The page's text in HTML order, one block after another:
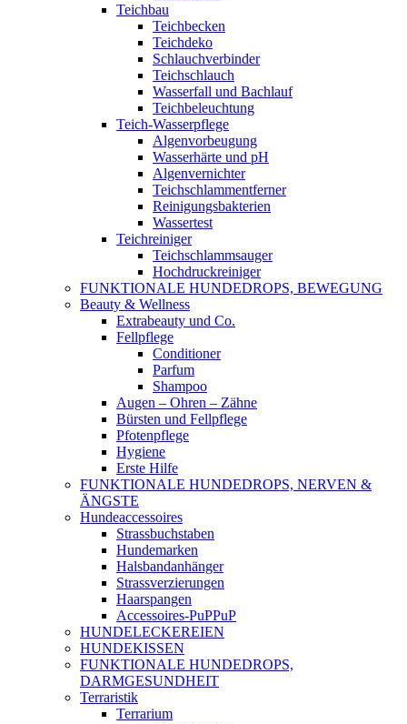
Teichbau
Teichbecken
Teichdeko
Schlauchverbinder
Teichschlauch
Wasserfall und Bachlauf
Teichbeleuchtung
Teich-Wasserpflege
Algenvorbeugung
Wasserhärte und pH
Algenvernichter
Teichschlammentferner
Reinigungsbakterien
Wassertest
Teichreiniger
Teichschlammsauger
Hochdruckreiniger
FUNKTIONALE HUNDEDROPS, BEWEGUNG
Beauty & Wellness
Extrabeauty und Co.
Fellpflege
Conditioner
Parfum
Shampoo
Augen – Ohren – Zähne
Bürsten und Fellpflege
Pfotenpflege
Hygiene
Erste Hilfe
FUNKTIONALE HUNDEDROPS, NERVEN &
ÄNGSTE
Hundeaccessoires
Strassbuchstaben
Hundemarken
Halsbandanhänger
Strassverzierungen
Haarspangen
Accessoires-PuPPuP
HUNDELECKEREIEN
HUNDEKISSEN
FUNKTIONALE HUNDEDROPS,
DARMGESUNDHEIT
Terraristik
Terrarium